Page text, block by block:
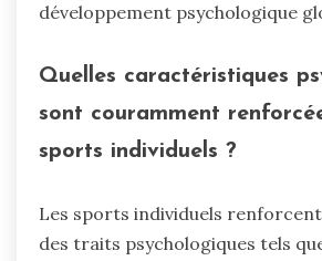
développement psychologique
Quelles caractéristiques
sont couramment
sports individuels ?
Les sports individuels
des traits psychologiques tels